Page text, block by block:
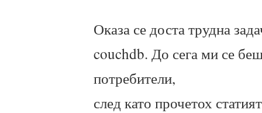
Оказа се доста трудна
couchdb. До сега ми се
потребители,
след като прочетох